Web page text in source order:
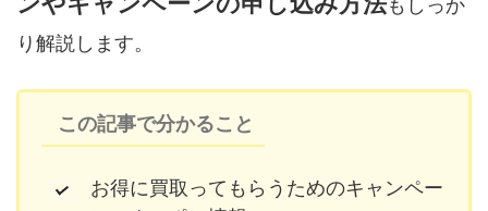
り解説します。
この記事で分かること
お得に買取ってもらうためのキャンペー